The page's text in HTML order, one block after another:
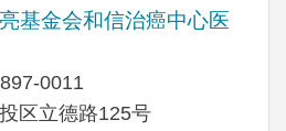
基金会和信治癌中心医
0011
区立德路125号